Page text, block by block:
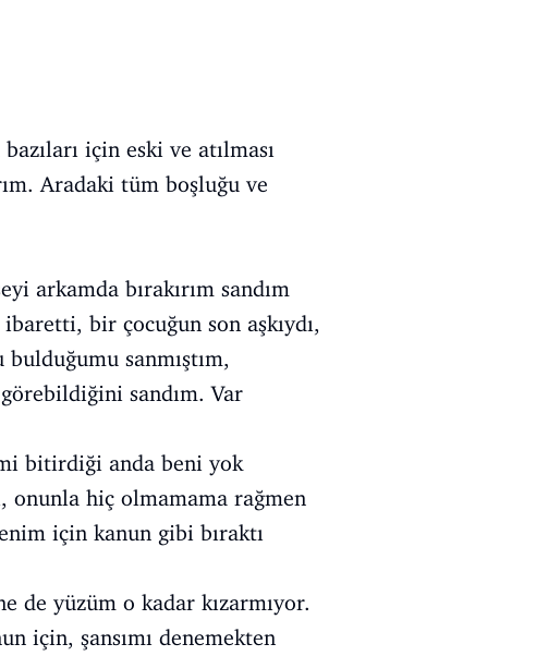
için eski ve atılması
Aradaki tüm boşluğu ve
arkamda bırakırım sandım
bir çocuğun son aşkıydı,
sanmıştım,
sandım. Var
bitirdiği anda beni yok
hiç olmamama rağmen
için kanun gibi bıraktı
de yüzüm o kadar kızarmıyor.
için, şansımı denemekten